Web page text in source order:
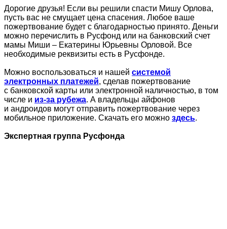
Дорогие друзья! Если вы решили спасти Мишу Орлова,
пусть вас не смущает цена спасения. Любое ваше
пожертвование будет с благодарностью принято. Деньги
можно перечислить в Русфонд или на банковский счет
мамы Миши – Екатерины Юрьевны Орловой. Все
необходимые реквизиты есть в Русфонде.
Можно воспользоваться и нашей системой
электронных платежей, сделав пожертвование
с банковской карты или электронной наличностью, в том
числе и из-за рубежа. А владельцы айфонов
и андроидов могут отправить пожертвование через
мобильное приложение. Скачать его можно здесь.
Экспертная группа Русфонда